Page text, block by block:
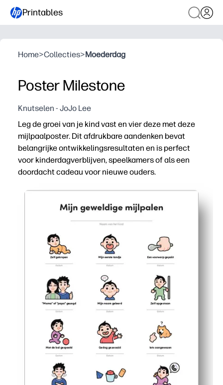
Printables
Home>Collecties>Moederdag
Poster Milestone
Knutselen - JoJo Lee
Leg de groei van je kind vast en vier deze met deze
mijlpaalposter. Dit afdrukbare aandenken bevat
belangrijke ontwikkelingsresultaten en is perfect
voor kinderdagverblijven, speelkamers of als een
doordacht cadeau voor nieuwe ouders.